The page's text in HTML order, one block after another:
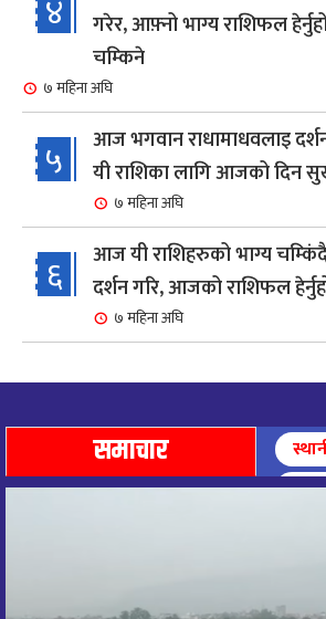
४
गरेर, आफ़्नो भाग्य राशिफल
चम्किने
७ महिना अघि
५
आज भगवान राधामाधवलाइ
यी राशिका लागि आजको दिन
७ महिना अघि
६
आज यी राशिहरुको भाग्य
दर्शन गरि, आजको राशिफल
७ महिना अघि
७
९ महिना अघि
८
आज पाथिभारा माताको दर्शन
आज माताभगवती जगज्जननी
समाचार